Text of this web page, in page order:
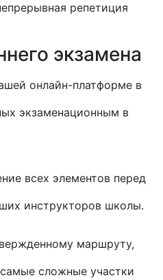
репетиция
экзамена
онлайн-платформе в
экзаменационным в
всех элементов перед
инструкторов школы.
маршруту,
сложные участки